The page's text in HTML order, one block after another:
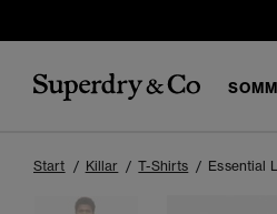
Start Killar T-Shirts Essential